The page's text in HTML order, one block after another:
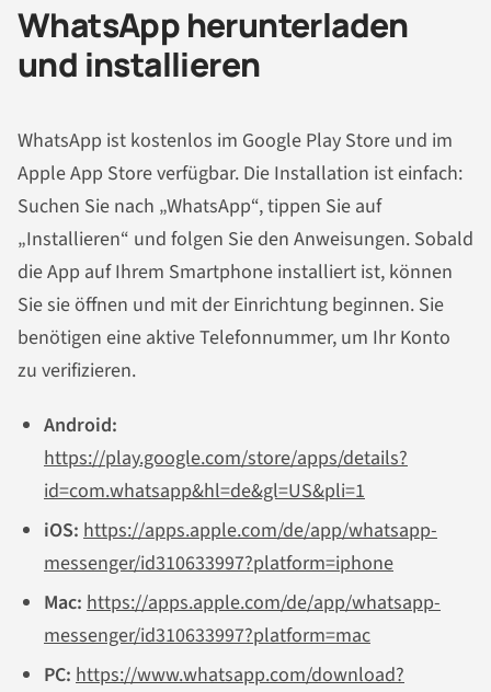
WhatsApp herunterladen
und installieren
WhatsApp ist kostenlos im Google Play Store und im
Apple App Store verfügbar. Die Installation ist einfach:
Suchen Sie nach „WhatsApp“, tippen Sie auf
„Installieren“ und folgen Sie den Anweisungen. Sobald
die App auf Ihrem Smartphone installiert ist, können
Sie sie öffnen und mit der Einrichtung beginnen. Sie
benötigen eine aktive Telefonnummer, um Ihr Konto
zu verifizieren.
Android:
https://play.google.com/store/apps/details?
id=com.whatsapp&hl=de&gl=US&pli=1
iOS: https://apps.apple.com/de/app/whatsapp-
messenger/id310633997?platform=iphone
Mac: https://apps.apple.com/de/app/whatsapp-
messenger/id310633997?platform=mac
PC: https://www.whatsapp.com/download?